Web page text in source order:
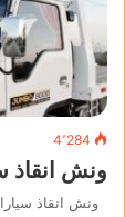
4٬284
ونش انقاذ
ونش انقاذ